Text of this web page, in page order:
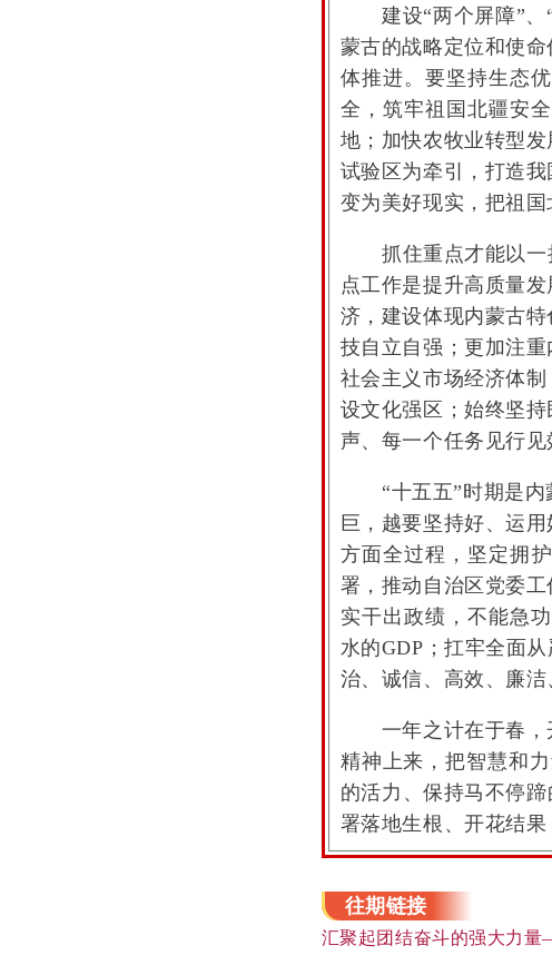
建设“两个屏障”、“
蒙古的战略定位和使
体推进。要坚持生态
全，筑牢祖国北疆安
地；加快农牧业转型
试验区为牵引，打造
变为美好现实，把祖国
抓住重点才能以一持
点工作是提升高质量
济，建设体现内蒙古
技自立自强；更加注
社会主义市场经济体
设文化强区；始终坚
声、每一个任务见行见
“十五五”时期是内
巨，越要坚持好、运
方面全过程，坚定拥
署，推动自治区党委
实干出政绩，不能急
水的GDP；扛牢全面
治、诚信、高效、廉洁
一年之计在于春，
精神上来，把智慧和
的活力、保持马不停
署落地生根、开花结果
往期链接
汇聚起团结奋斗的强大力